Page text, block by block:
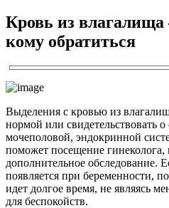
Кровь из
кому обратиться
Выделения с кровью из
нормой или свидетельствовать о
мочеполовой, эндокринной
поможет посещение гинеколога,
дополнительное обследование.
появляется при беременности,
идет долгое время, не являясь
для беспокойств.